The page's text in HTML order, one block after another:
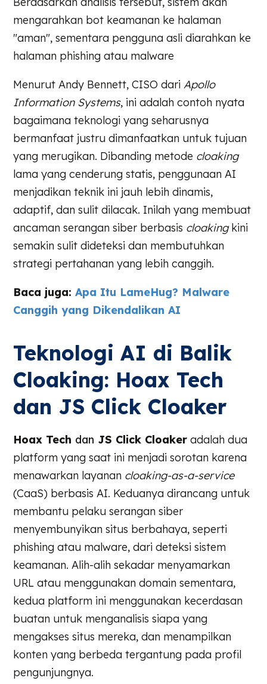
mengarahkan bot keamanan ke halaman
"aman", sementara pengguna asli diarahkan ke
halaman phishing atau malware
Menurut Andy Bennett, CISO dariApollo
Information Systems, ini adalah contoh nyata
bagaimana teknologi yang seharusnya
bermanfaat justru dimanfaatkan untuk tujuan
yang merugikan. Dibanding metode cloaking
lama yang cenderung statis, penggunaan AI
menjadikan teknik ini jauh lebih dinamis,
adaptif, dan sulit dilacak. Inilah yang membuat
ancaman serangan siber berbasis cloakingkini
semakin sulit dideteksi dan membutuhkan
strategi pertahanan yang lebih canggih.
Baca juga:Apa Itu LameHug? Malware
Canggih yang Dikendalikan AI
Teknologi AI di Balik
Cloaking: Hoax Tech
dan JS Click Cloaker
Hoax Tech dan JS Click Cloaker adalah dua
platform yang saat ini menjadi sorotan karena
menawarkan layanan cloaking-as-a-service
(CaaS) berbasis AI. Keduanya dirancang untuk
membantu pelaku serangan siber
menyembunyikan situs berbahaya, seperti
phishing atau malware, dari deteksi sistem
keamanan. Alih-alih sekadar menyamarkan
URL atau menggunakan domain sementara,
kedua platform ini menggunakan kecerdasan
buatan untuk menganalisis siapa yang
mengakses situs mereka, dan menampilkan
konten yang berbeda tergantung pada profil
pengunjungnya.